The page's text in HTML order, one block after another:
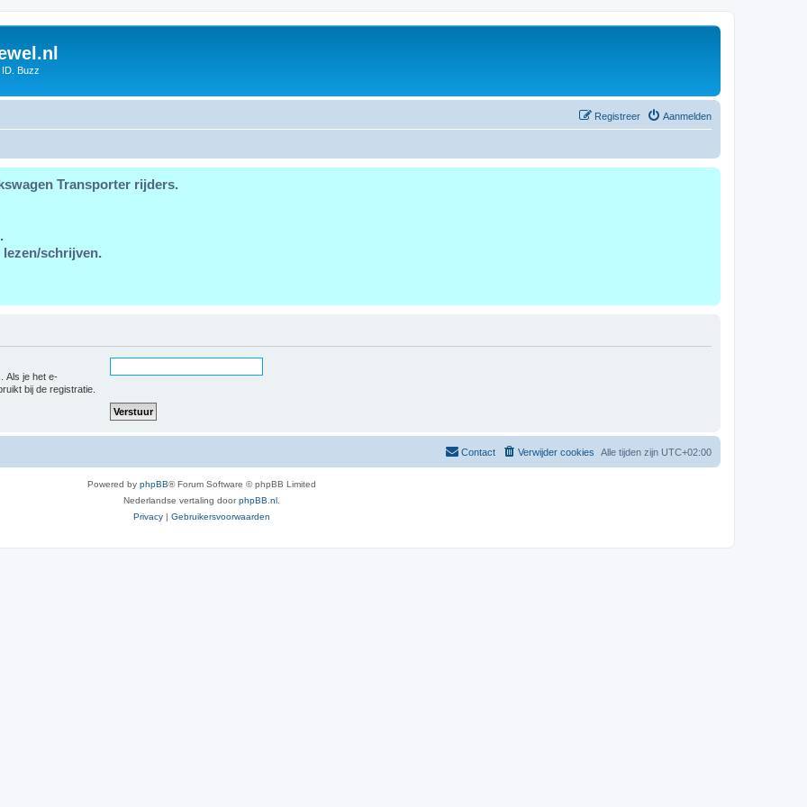
Buzz
Aanmelden
Registreer
Transporter rijders.
schrijven.
Als je het e-
bij de registratie.
Alle tijden zijn UTC+02:00
Verwijder cookies
Contact
Powered by phpBB® Forum Software © phpBB Limited
Nederlandse vertaling doorphpBB.nl
Privacy | Gebruikersvoorwaarden